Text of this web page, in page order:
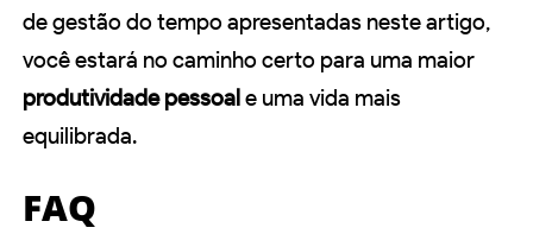
de gestão do tempo apresentadas neste artigo,
você estará no caminho certo para uma maior
produtividade pessoale uma vida mais
equilibrada.
FAQ